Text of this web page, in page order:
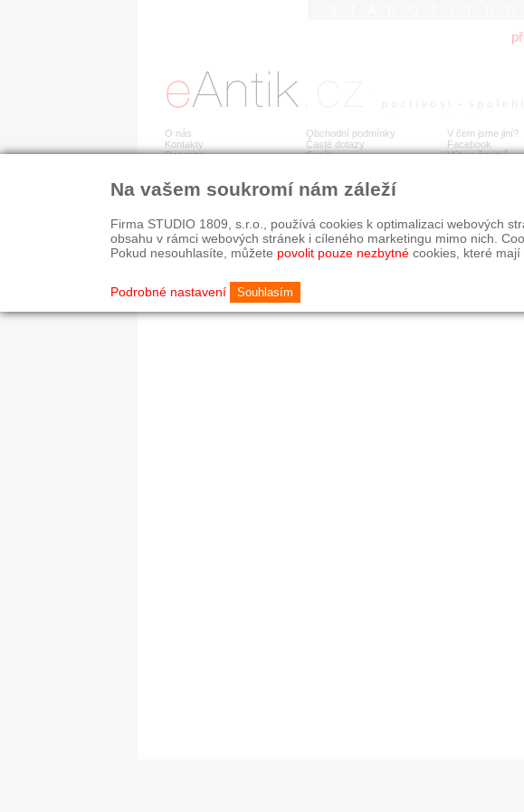
O nás
Kontakty
Recenze
Obchodní podmínky
Časté dotazy
Ceník
V čem jsme jiní?
Facebook
Výkup šperků
Detail položky již není dostupný.
© 2003-2026 STUDIO 1809, s.r.o.
Na vašem soukromí nám záleží
Firma STUDIO 1809, s.r.o., používá cookies k optimalizaci webových
obsahu v rámci webových stránek i cíleného marketingu mimo nich.
Pokud nesouhlasíte, můžete povolit pouze nezbytné cookies, které mají
Podrobné nastavení Souhlasím